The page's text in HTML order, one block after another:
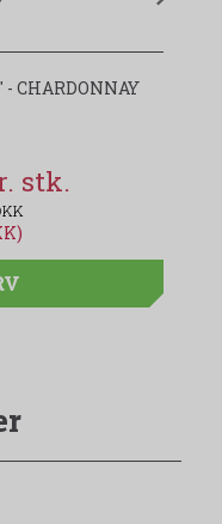
CHARDONNAY